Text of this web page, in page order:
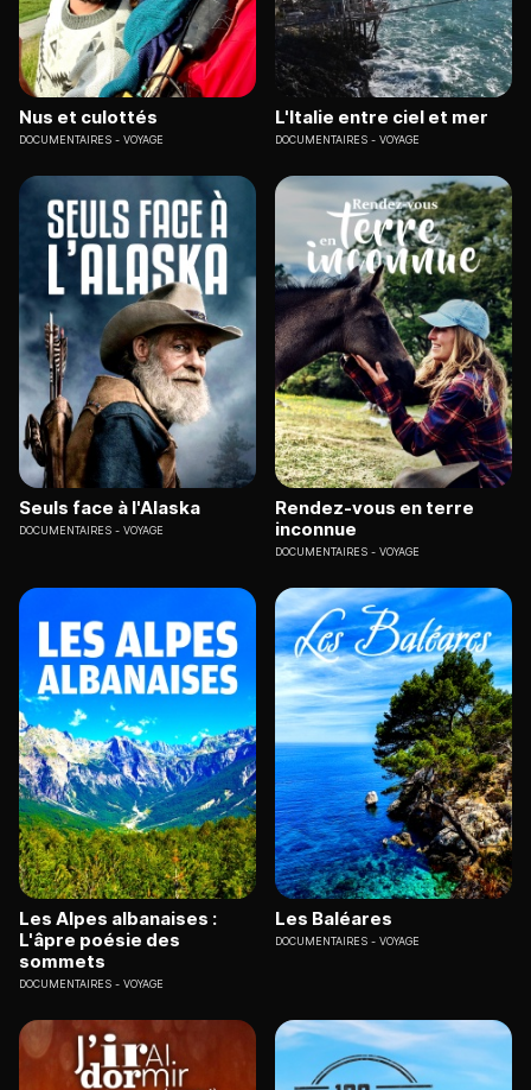
Nus et culottés
DOCUMENTAIRES VOYAGE
L'Italie entre ciel et mer
DOCUMENTAIRES VOYAGE
Seuls face à l'Alaska
DOCUMENTAIRES VOYAGE
Rendez-vous en terre
inconnue
DOCUMENTAIRES VOYAGE
Les Alpes albanaises :
L'âpre poésie des
sommets
DOCUMENTAIRES VOYAGE
Les Baléares
DOCUMENTAIRES VOYAGE